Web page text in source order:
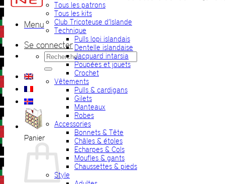
Menu
Se connecter
Recherche
pour :
Panier
Tous les patrons
Tous les kits
Club Tricoteuse d’Islande
Technique
Pulls lopi islandais
Dentelle islandaise
Jacquard intarsia
Poupées et jouets
Crochet
Vêtements
Pulls & cardigans
Gilets
Manteaux
Robes
Accessories
Bonnets & Tête
Châles & étoles
Echarpes & Cols
Moufles & gants
Chaussettes & pieds
Style